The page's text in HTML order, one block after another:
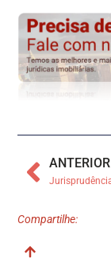
ANTERIOR
Compartilhe: